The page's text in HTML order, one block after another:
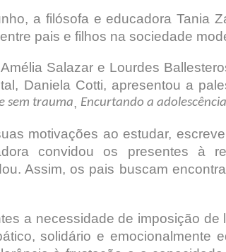
a filósofa e educadora Tania
pais e filhos na sociedade
Salazar e Lourdes
Daniela Cotti, apresentou a
sem trauma, Encurtando a adolescência
motivações ao estudar,
convidou os presentes à
Assim, os pais buscam
a necessidade de imposição
solidário e emocionalmente